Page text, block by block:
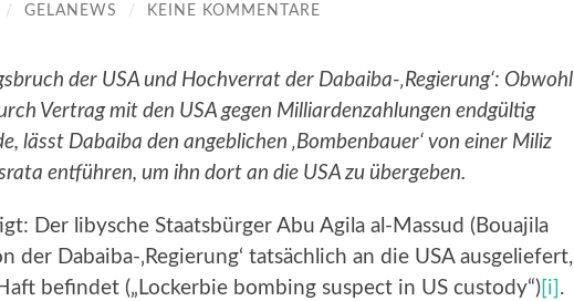
/ GELANEWS / KEINE KOMMENTARE
der USA und Hochverrat der Dabaiba-‚Regierung‘: Obwohl
Vertrag mit den USA gegen Milliardenzahlungen endgültig
lässt Dabaiba den angeblichen ‚Bombenbauer‘ von einer Miliz
entführen, um ihn dort an die USA zu übergeben.
Der libysche Staatsbürger Abu Agila al-Massud (Bouajila
der Dabaiba-‚Regierung‘ tatsächlich an die USA ausgeliefert,
befindet („Lockerbie bombing suspect in US custody“) [i] .